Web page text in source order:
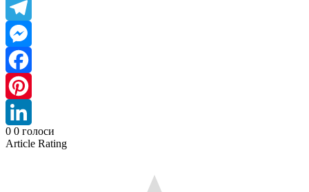
WhatsApp
Telegram
Messenger
Facebook
Pinterest
LinkedIn
0 0 голоси
Article Rating